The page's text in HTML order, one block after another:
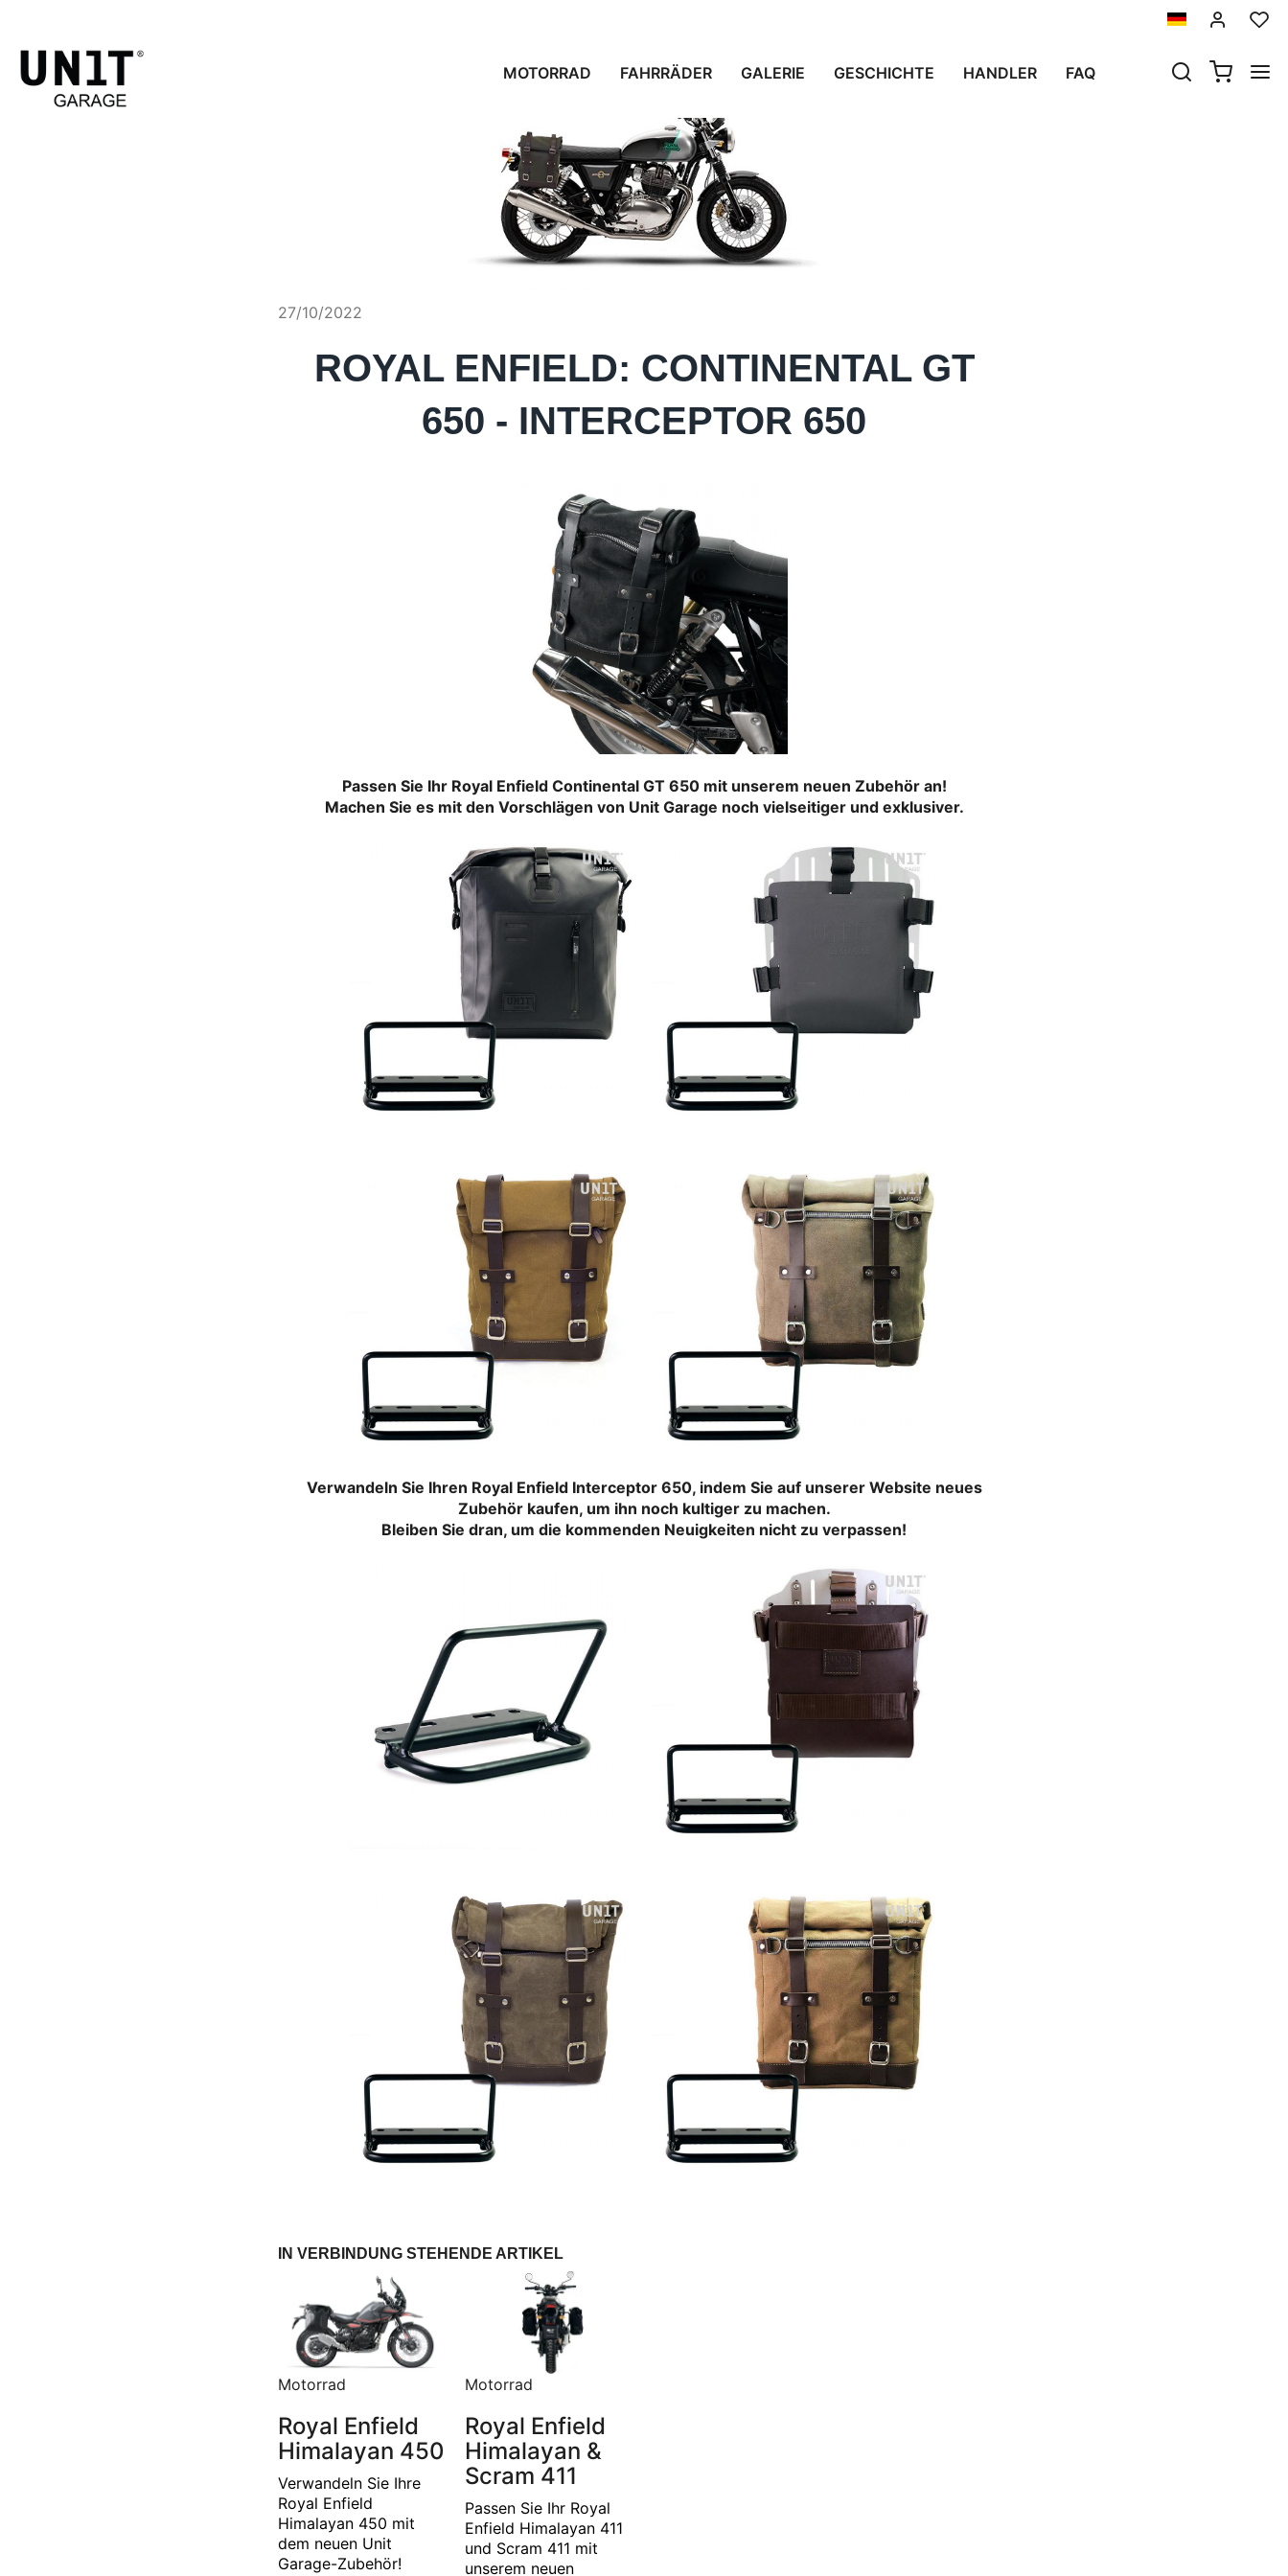
MOTORRAD FAHRRÄDER GALERIE GESCHICHTE HANDLER FAQ
27/10/2022
ROYAL ENFIELD: CONTINENTAL GT
650 - INTERCEPTOR 650
Passen Sie Ihr Royal Enfield Continental GT 650 mit unserem neuen Zubehör an!
Machen Sie es mit den Vorschlägen von Unit Garage noch vielseitiger und exklusiver.
Verwandeln Sie Ihren Royal Enfield Interceptor 650, indem Sie auf unserer Website neues
Zubehör kaufen, um ihn noch kultiger zu machen.
Bleiben Sie dran, um die kommenden Neuigkeiten nicht zu verpassen!
IN VERBINDUNG STEHENDE ARTIKEL
Motorrad
Royal Enfield
Himalayan 450
Verwandeln Sie Ihre
Royal Enfield
Himalayan 450 mit
dem neuen Unit
Garage-Zubehör!
Motorrad
Royal Enfield
Himalayan &
Scram 411
Passen Sie Ihr Royal
Enfield Himalayan 411
und Scram 411 mit
unserem neuen